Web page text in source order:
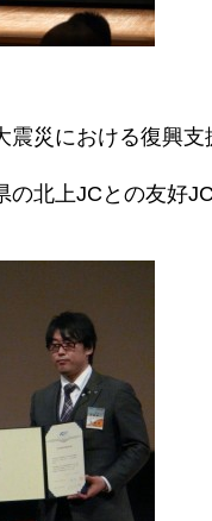
震災における復興
の北上JCとの友好